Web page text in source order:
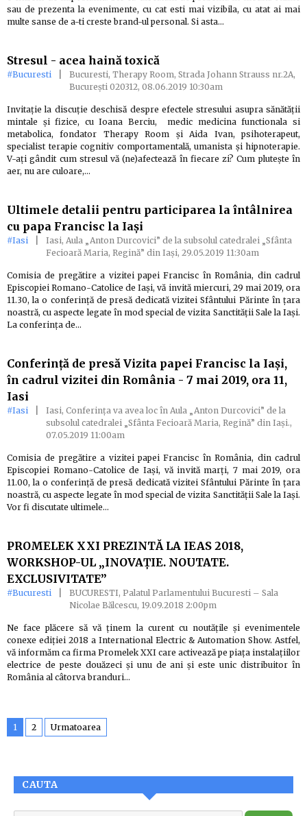
sau de prezenta la evenimente, cu cat esti mai vizibila, cu atat ai mai
multe sanse de a-ti creste brand-ul personal. Si asta…
Stresul - acea haină toxică
#Bucuresti
Bucuresti, Therapy Room, Strada Johann Strauss nr.2A,
București 020312, 08.06.2019 10:30am
Invitație la discuție deschisă despre efectele stresului asupra sănătății
mintale și fizice, cu Ioana Berciu, medic medicina functionala si
metabolica, fondator Therapy Room și Aida Ivan, psihoterapeut,
specialist terapie cognitiv comportamentală, umanista și hipnoterapie.
V-ați gândit cum stresul vă (ne)afectează în fiecare zi? Cum plutește în
aer, nu are culoare,…
Ultimele detalii pentru participarea la întâlnirea
cu papa Francisc la Iaşi
#Iasi
Iasi, Aula „Anton Durcovici” de la subsolul catedralei „Sfânta
Fecioară Maria, Regină” din Iaşi, 29.05.2019 11:30am
Comisia de pregătire a vizitei papei Francisc în România, din cadrul
Episcopiei Romano-Catolice de Iaşi, vă invită miercuri, 29 mai 2019, ora
11.30, la o conferinţă de presă dedicată vizitei Sfântului Părinte în ţara
noastră, cu aspecte legate în mod special de vizita Sanctităţii Sale la Iaşi.
La conferinţa de…
Conferinţă de presă Vizita papei Francisc la Iaşi,
în cadrul vizitei din România - 7 mai 2019, ora 11,
Iasi
#Iasi
Iasi, Conferinţa va avea loc în Aula „Anton Durcovici” de la
subsolul catedralei „Sfânta Fecioară Maria, Regină” din Iaşi.,
07.05.2019 11:00am
Comisia de pregătire a vizitei papei Francisc în România, din cadrul
Episcopiei Romano-Catolice de Iaşi, vă invită marţi, 7 mai 2019, ora
11.00, la o conferinţă de presă dedicată vizitei Sfântului Părinte în ţara
noastră, cu aspecte legate în mod special de vizita Sanctităţii Sale la Iaşi.
Vor fi discutate ultimele…
PROMELEK XXI PREZINTĂ LA IEAS 2018,
WORKSHOP-UL „INOVAȚIE. NOUTATE.
EXCLUSIVITATE”
#Bucuresti
BUCURESTI, Palatul Parlamentului Bucuresti – Sala
Nicolae Bălcescu, 19.09.2018 2:00pm
Ne face plăcere să vă ținem la curent cu noutățile și evenimentele
conexe ediției 2018 a International Electric & Automation Show. Astfel,
vă informăm ca firma Promelek XXI care activează pe piața instalațiilor
electrice de peste douăzeci și unu de ani și este unic distribuitor în
România al câtorva branduri…
1 2 Urmatoarea
CAUTA